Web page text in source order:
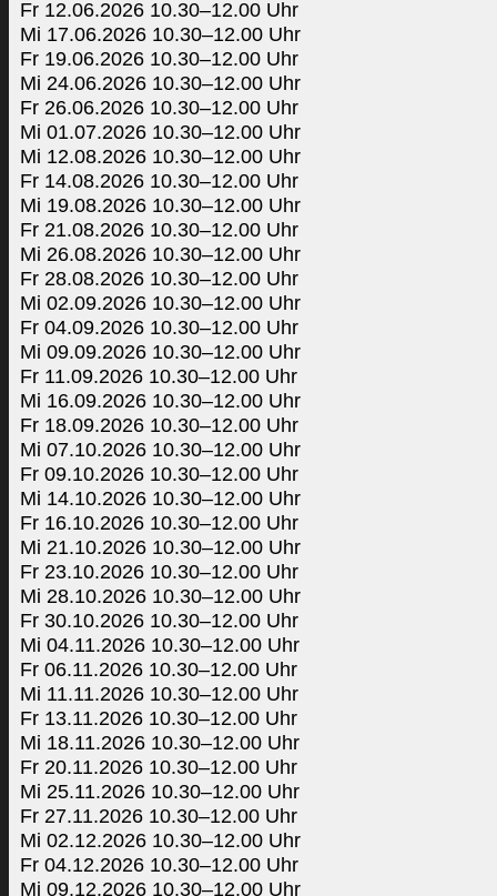
Fr 12.06.2026 10.30–12.00 Uhr
Mi 17.06.2026 10.30–12.00 Uhr
Fr 19.06.2026 10.30–12.00 Uhr
Mi 24.06.2026 10.30–12.00 Uhr
Fr 26.06.2026 10.30–12.00 Uhr
Mi 01.07.2026 10.30–12.00 Uhr
Mi 12.08.2026 10.30–12.00 Uhr
Fr 14.08.2026 10.30–12.00 Uhr
Mi 19.08.2026 10.30–12.00 Uhr
Fr 21.08.2026 10.30–12.00 Uhr
Mi 26.08.2026 10.30–12.00 Uhr
Fr 28.08.2026 10.30–12.00 Uhr
Mi 02.09.2026 10.30–12.00 Uhr
Fr 04.09.2026 10.30–12.00 Uhr
Mi 09.09.2026 10.30–12.00 Uhr
Fr 11.09.2026 10.30–12.00 Uhr
Mi 16.09.2026 10.30–12.00 Uhr
Fr 18.09.2026 10.30–12.00 Uhr
Mi 07.10.2026 10.30–12.00 Uhr
Fr 09.10.2026 10.30–12.00 Uhr
Mi 14.10.2026 10.30–12.00 Uhr
Fr 16.10.2026 10.30–12.00 Uhr
Mi 21.10.2026 10.30–12.00 Uhr
Fr 23.10.2026 10.30–12.00 Uhr
Mi 28.10.2026 10.30–12.00 Uhr
Fr 30.10.2026 10.30–12.00 Uhr
Mi 04.11.2026 10.30–12.00 Uhr
Fr 06.11.2026 10.30–12.00 Uhr
Mi 11.11.2026 10.30–12.00 Uhr
Fr 13.11.2026 10.30–12.00 Uhr
Mi 18.11.2026 10.30–12.00 Uhr
Fr 20.11.2026 10.30–12.00 Uhr
Mi 25.11.2026 10.30–12.00 Uhr
Fr 27.11.2026 10.30–12.00 Uhr
Mi 02.12.2026 10.30–12.00 Uhr
Fr 04.12.2026 10.30–12.00 Uhr
Mi 09.12.2026 10.30–12.00 Uhr